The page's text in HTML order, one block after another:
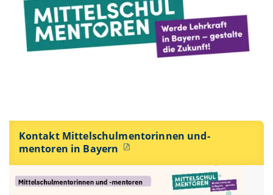
Kontakt Mittelschulmentorinnen und-
mentoren in Bayern